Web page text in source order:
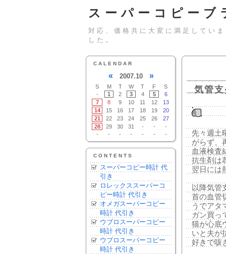
スーパーコピー
対応、価格共に大変に満足してい
した。
気管
先々週土
がらず、
血液検査
抗生剤は
翌日には
以降気管
首の血管
うでアタ
ガン買っ
猫が心底
いと夫が
好きで咳
CALENDAR
« 2007.10 »
S M T W T F
S
-
1 2 3 4 5
6
7
8 9 10 11 12
13
14
15 16 17 18 19
20
21
22 23 24 25 26
27
28
29 30 31 - -
-
-
- - - - - -
CONTENTS
スーパーコピー時計 代
引き
ロレックススーパーコ
ピー時計 代引き
オメガスーパーコピー
時計 代引き
ウブロスーパーコピー
時計 代引き
ウブロスーパーコピー
時計 代引き